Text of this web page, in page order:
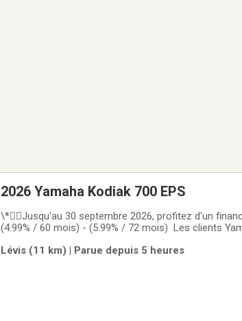
2026 Yamaha Kodiak 700 EPS
\*Jusqu'au 30 septembre 2026, profitez d'un
(4.99% / 60 mois) - (5.99% / 72 mois) Les clients
VTT utilitaire robuste et fiable,
Lévis (11 km) | Parue depuis 5 heures